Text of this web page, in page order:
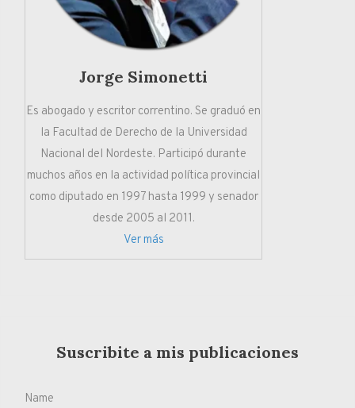
Jorge Simonetti
Es abogado y escritor correntino. Se graduó en
la Facultad de Derecho de la Universidad
Nacional del Nordeste. Participó durante
muchos años en la actividad política provincial
como diputado en 1997 hasta 1999 y senador
desde 2005 al 2011.
Ver más
Suscribite a mis publicaciones
Name